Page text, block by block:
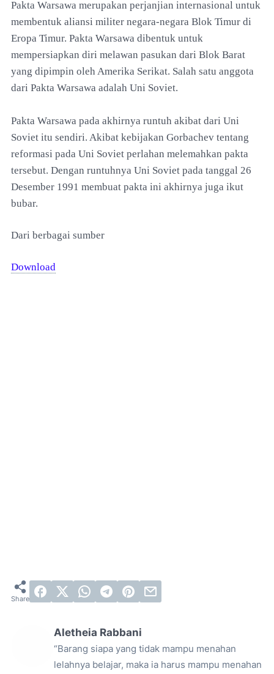
Pakta Warsawa merupakan perjanjian internasional untuk
membentuk aliansi militer negara-negara Blok Timur di
Eropa Timur. Pakta Warsawa dibentuk untuk
mempersiapkan diri melawan pasukan dari Blok Barat
yang dipimpin oleh Amerika Serikat. Salah satu anggota
dari Pakta Warsawa adalah Uni Soviet.
Pakta Warsawa pada akhirnya runtuh akibat dari Uni
Soviet itu sendiri. Akibat kebijakan Gorbachev tentang
reformasi pada Uni Soviet perlahan melemahkan pakta
tersebut. Dengan runtuhnya Uni Soviet pada tanggal 26
Desember 1991 membuat pakta ini akhirnya juga ikut
bubar.
Dari berbagai sumber
Download
Aletheia Rabbani
“Barang siapa yang tidak mampu menahan
lelahnya belajar, maka ia harus mampu menahan